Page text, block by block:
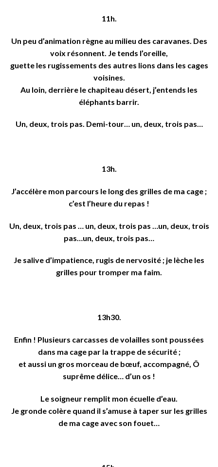
11h.
Un peu d’animation règne au milieu des caravanes. Des
voix résonnent. Je tends l’oreille,
guette les rugissements des autres lions dans les cages
voisines.
Au loin, derrière le chapiteau désert, j’entends les
éléphants barrir.
Un, deux, trois pas. Demi-tour… un, deux, trois pas…
13h.
J’accélère mon parcours le long des grilles de ma cage ;
c’est l’heure du repas !
Un, deux, trois pas … un, deux, trois pas …un, deux, trois
pas…un, deux, trois pas…
Je salive d’impatience, rugis de nervosité ; je lèche les
grilles pour tromper ma faim.
13h30.
Enfin ! Plusieurs carcasses de volailles sont poussées
dans ma cage par la trappe de sécurité ;
et aussi un gros morceau de bœuf, accompagné, Ô
suprême délice… d’un os !
Le soigneur remplit mon écuelle d’eau.
Je gronde colère quand il s’amuse à taper sur les grilles
de ma cage avec son fouet…